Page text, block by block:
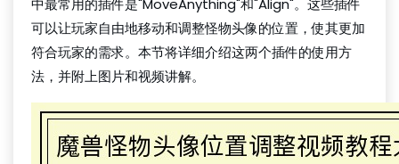
中最常用的插件是"MoveAnything"和"Align"。这些插件
可以让玩家自由地移动和调整怪物头像的位置，使其更加
符合玩家的需求。本节将详细介绍这两个插件的使用方
法，并附上图片和视频讲解。